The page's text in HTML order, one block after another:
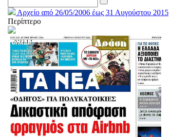
Αρχείο από 26/05/2006 έως 31 Αυγούστου 2015
Περίπτερο